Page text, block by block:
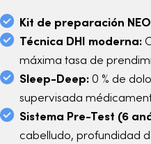
Kit de preparación NEO
Técnica DHI moderna:
máxima tasa de
Sleep-Deep:0 % de
supervisada
Sistema Pre-Test (6
cabelludo, profundidad